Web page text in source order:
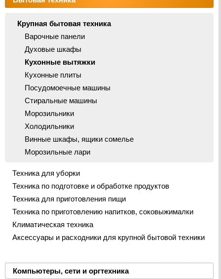
Крупная бытовая техника
Варочные панели
Духовые шкафы
Кухонные вытяжки
Кухонные плиты
Посудомоечные машины
Стиральные машины
Морозильники
Холодильники
Винные шкафы, ящики сомелье
Морозильные лари
Техника для уборки
Техника по подготовке и обработке продуктов
Техника для приготовления пищи
Техника по приготовлению напитков, соковыжималки
Климатическая техника
Аксессуары и расходники для крупной бытовой техники
Компьютеры, сети и оргтехника